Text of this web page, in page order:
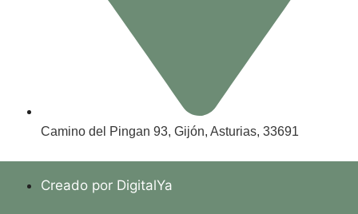
Camino del Pingan 93, Gijón, Asturias, 33691
Creado por DigitalYa